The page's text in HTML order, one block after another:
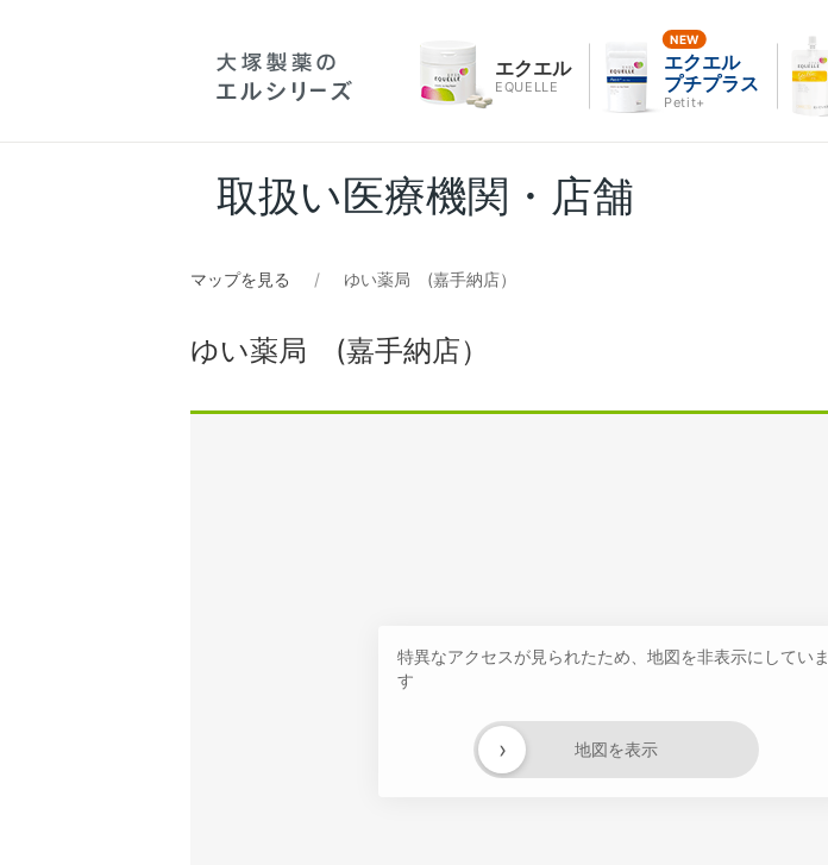
エクエル
EQUELLE
エクエル
プチプラス
Petit+
取扱い医療機関・店舗
マップを見る ゆい薬局 (嘉手納店）
ゆい薬局 (嘉手納店）
特異なアクセスが見られたため、地図を非表示にしていま
す
地図を表示
›